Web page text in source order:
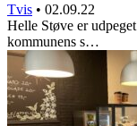
Tvis • 02.09.22
Helle Støve er
kommunens s…